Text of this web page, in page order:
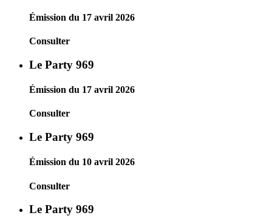
Émission du 17 avril 2026
Consulter
Le Party 969
Émission du 17 avril 2026
Consulter
Le Party 969
Émission du 10 avril 2026
Consulter
Le Party 969